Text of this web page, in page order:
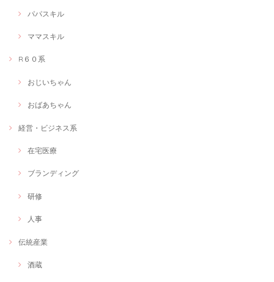
パパスキル
ママスキル
R６０系
おじいちゃん
おばあちゃん
経営・ビジネス系
在宅医療
ブランディング
研修
人事
伝統産業
酒蔵